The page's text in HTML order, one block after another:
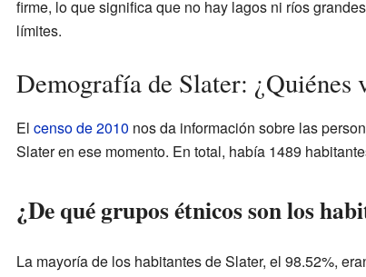
firme, lo que significa que no hay lagos ni ríos
límites.
Demografía de Slater: ¿Quiénes
El censo de 2010 nos da información sobre las
Slater en ese momento. En total, había 1489
¿De qué grupos étnicos son los
La mayoría de los habitantes de Slater, el 98.52%,